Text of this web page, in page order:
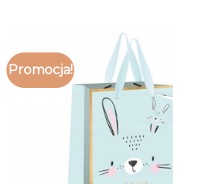
Promocja!